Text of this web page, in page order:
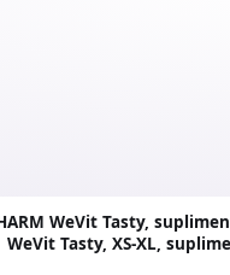
WeVit Tasty,
WeVit Tasty, XS-XL,